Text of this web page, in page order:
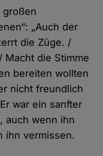
großen
„Auch der
die Züge. /
Macht die Stimme
bereiten wollten
nicht freundlich
war ein sanfter
auch wenn ihn
ihn vermissen.